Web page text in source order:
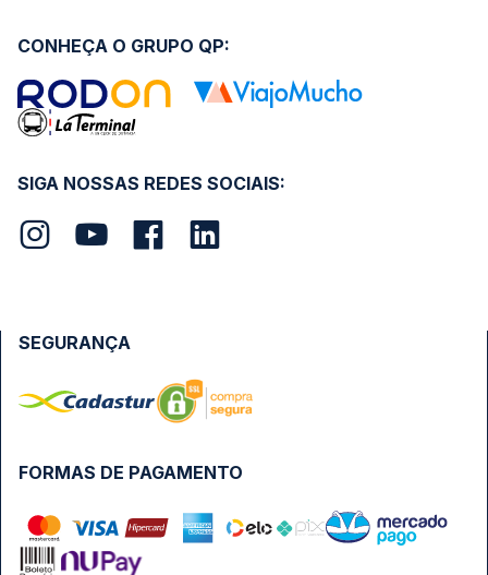
SIGA NOSSAS REDES SOCIAIS:
CONHEÇA O GRUPO QP:
FORMAS DE PAGAMENTO
SEGURANÇA